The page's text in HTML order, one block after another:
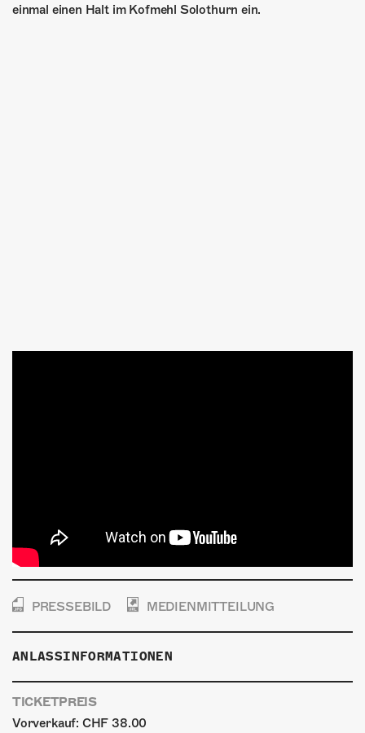
einmal einen Halt im Kofmehl Solothurn ein.
PRESSEBILD MEDIENMITTEILUNG
ANLASSINFORMATIONEN
TICKETPREIS
Vorverkauf: CHF 38.00